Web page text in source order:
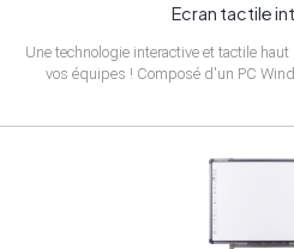
Ecran tactile
Une technologie interactive et tactile
vos équipes ! Composé d'un PC